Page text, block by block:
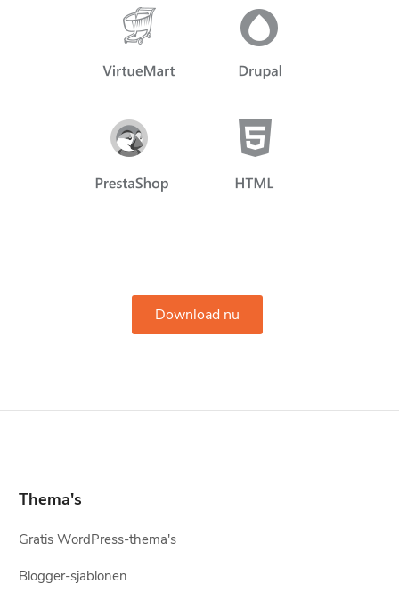
Download nu
Thema's
Gratis WordPress-thema's
Blogger-sjablonen